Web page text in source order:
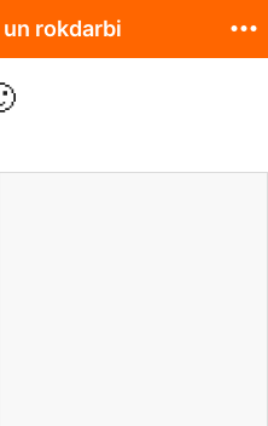
rokdarbi